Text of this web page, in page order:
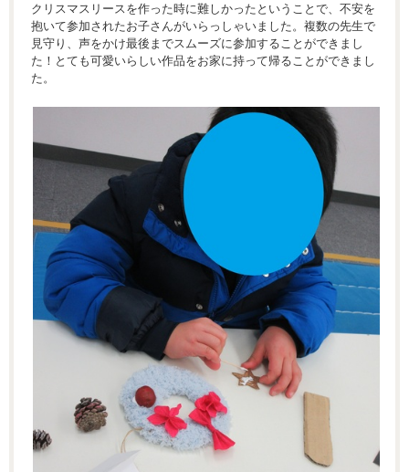
クリスマスリースを作った時に難しかったということで、不安を
抱いて参加されたお子さんがいらっしゃいました。複数の先生で
見守り、声をかけ最後までスムーズに参加することができまし
た！とても可愛いらしい作品をお家に持って帰ることができまし
た。